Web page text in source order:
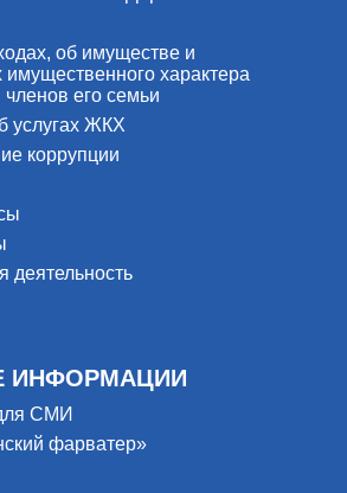
об имуществе и
имущественного характера
членов его семьи
услугах ЖКХ
коррупции
деятельность
ИНФОРМАЦИИ
СМИ
фарватер»